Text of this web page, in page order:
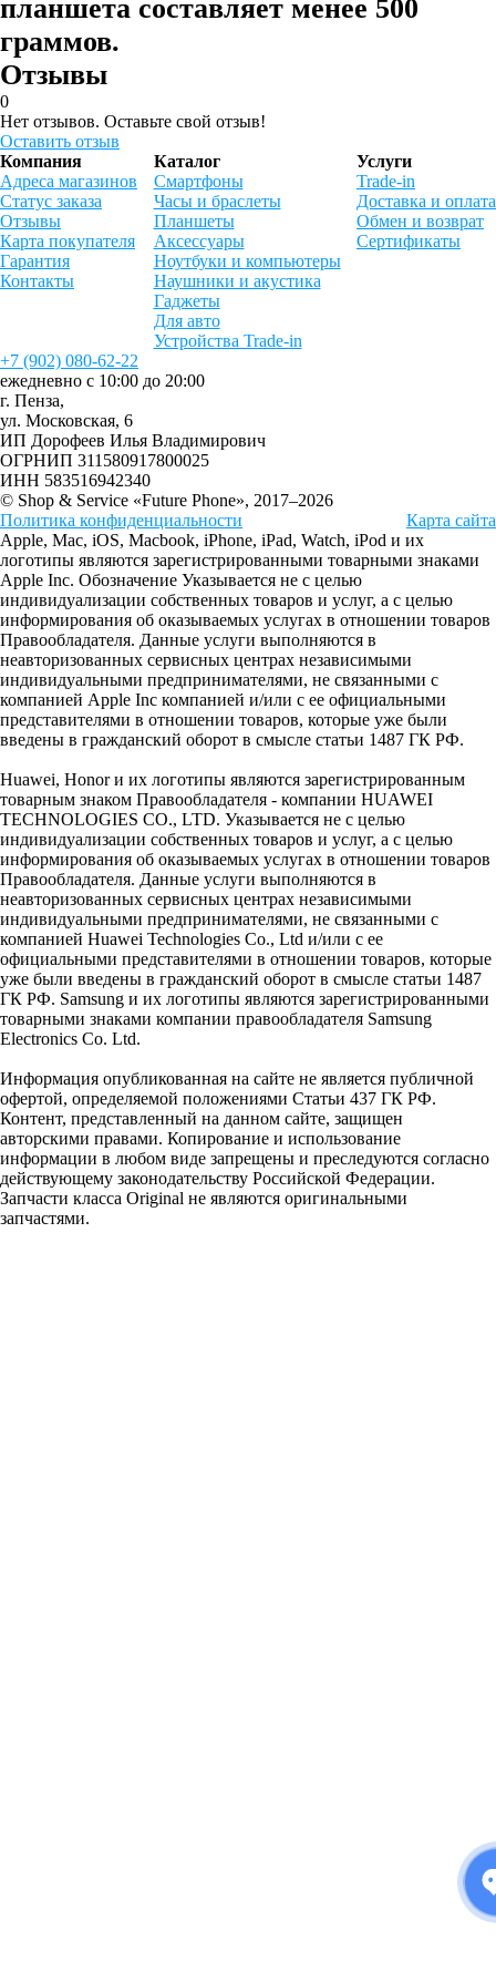
планшета составляет менее 500
граммов.
Отзывы
0
Нет отзывов. Оставьте свой отзыв!
Оставить отзыв
Компания
Адреса магазинов
Статус заказа
Отзывы
Карта покупателя
Гарантия
Контакты
Каталог
Смартфоны
Часы и браслеты
Планшеты
Аксессуары
Ноутбуки и компьютеры
Наушники и акустика
Гаджеты
Для авто
Устройства Trade-in
Услуги
Trade-in
Доставка и оплата
Обмен и возврат
Сертификаты
+7 (902) 080-62-22
ежедневно с 10:00 до 20:00
г. Пенза,
ул. Московская, 6
ИП Дорофеев Илья Владимирович
ОГРНИП 311580917800025
ИНН 583516942340
© Shop & Service «Future Phone», 2017–2026
Политика конфиденциальности
Карта сайта
Apple, Mac, iOS, Macbook, iPhone, iPad, Watch, iPod и их
логотипы являются зарегистрированными товарными знаками
Apple Inc. Обозначение Указывается не с целью
индивидуализации собственных товаров и услуг, а с целью
информирования об оказываемых услугах в отношении товаров
Правообладателя. Данные услуги выполняются в
неавторизованных сервисных центрах независимыми
индивидуальными предпринимателями, не связанными с
компанией Apple Inc компанией и/или с ее официальными
представителями в отношении товаров, которые уже были
введены в гражданский оборот в смысле статьи 1487 ГК РФ.
Huawei, Honor и их логотипы являются зарегистрированным
товарным знаком Правообладателя - компании HUAWEI
TECHNOLOGIES CO., LTD. Указывается не с целью
индивидуализации собственных товаров и услуг, а с целью
информирования об оказываемых услугах в отношении товаров
Правообладателя. Данные услуги выполняются в
неавторизованных сервисных центрах независимыми
индивидуальными предпринимателями, не связанными с
компанией Huawei Technologies Co., Ltd и/или с ее
официальными представителями в отношении товаров, которые
уже были введены в гражданский оборот в смысле статьи 1487
ГК РФ. Samsung и их логотипы являются зарегистрированными
товарными знаками компании правообладателя Samsung
Electronics Co. Ltd.
Информация опубликованная на сайте не является публичной
офертой, определяемой положениями Статьи 437 ГК РФ.
Контент, представленный на данном сайте, защищен
авторскими правами. Копирование и использование
информации в любом виде запрещены и преследуются согласно
действующему законодательству Российской Федерации.
Запчасти класса Original не являются оригинальными
запчастями.